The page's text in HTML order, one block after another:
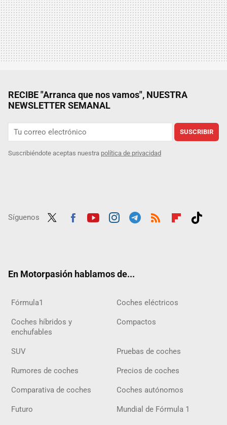
RECIBE "Arranca que nos vamos", NUESTRA
NEWSLETTER SEMANAL
SUSCRIBIR
Suscribiéndote aceptas nuestra política de privacidad
Síguenos
En Motorpasión hablamos de...
Fórmula1 Coches eléctricos
Coches híbridos y
enchufables
Compactos
SUV Pruebas de coches
Rumores de coches Precios de coches
Comparativa de coches Coches autónomos
Futuro Mundial de Fórmula 1